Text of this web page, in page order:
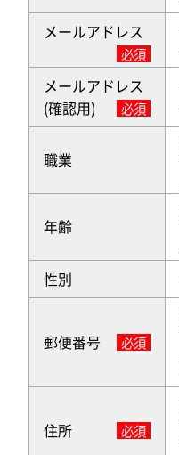
メールアドレス
必須
メールアドレス
(確認用)
必須
職業
年齢
性別
郵便番号 必須
住所 必須